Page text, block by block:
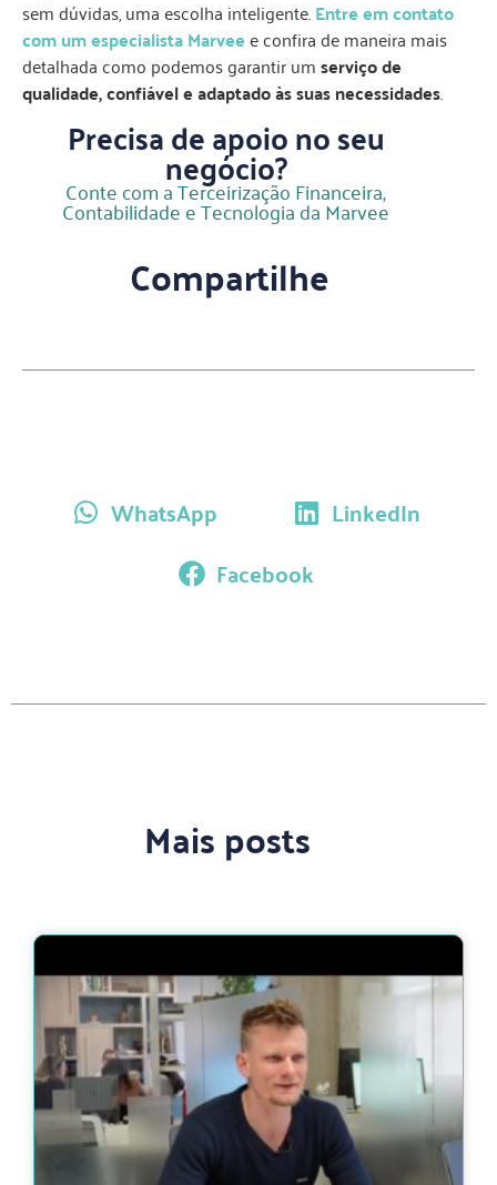
sem dúvidas, uma escolha inteligente.Entre em contato
com um especialista Marveee confira de maneira mais
detalhada como podemos garantir umserviço de
qualidade, confiável e adaptado às suas necessidades.
Precisa de apoio no seu
negócio?
Conte com a Terceirização Financeira,
Contabilidade e Tecnologia da Marvee
Compartilhe
WhatsApp
LinkedIn
Facebook
Mais posts